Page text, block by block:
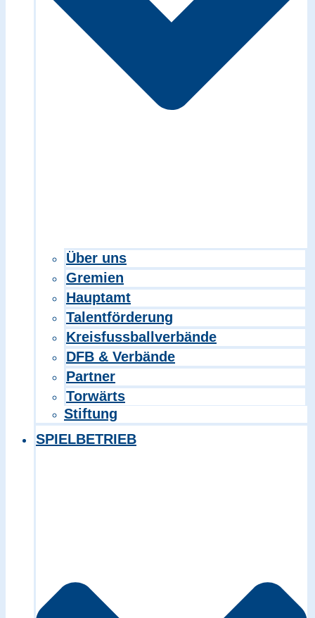
Über uns
Gremien
Hauptamt
Talentförderung
Kreisfussballverbände
DFB & Verbände
Partner
Torwärts
Stiftung
SPIELBETRIEB